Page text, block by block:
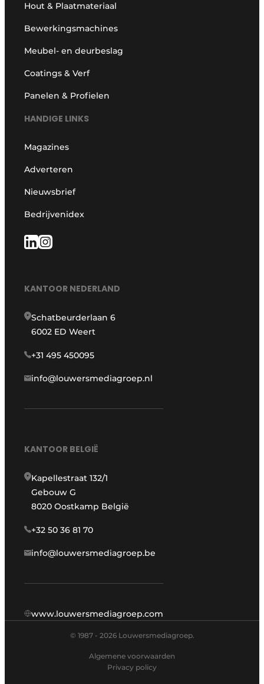
Hout & Plaatmateriaal
Bewerkingsmachines
Meubel- en deurbeslag
Coatings & Verf
Panelen & Profielen
HANDIGE LINKS
Magazines
Adverteren
Nieuwsbrief
Bedrijvenidex
KANTOOR NEDERLAND
Schatbeurderlaan 6
6002 ED Weert
+31 495 450095
info@louwersmediagroep.nl
KANTOOR BELGIË
Kapellestraat 132/1
Gebouw G
8020 Oostkamp België
+32 50 36 81 70
info@louwersmediagroep.be
www.louwersmediagroep.com
© 1987 - 2026 Louwersmediagroep.
Algemene voorwaarden
Privacy policy